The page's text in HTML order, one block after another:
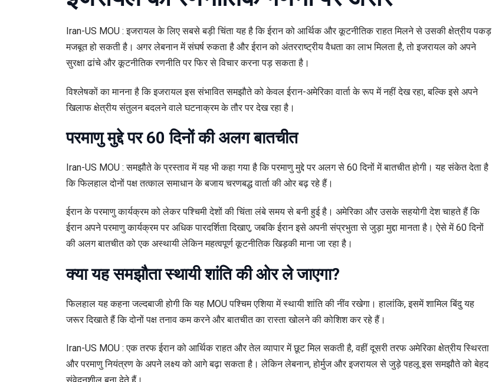
Iran-US MOU : इजरायल के लिए सबसे बड़ी चिंता यह है कि ईरान को आर्थिक और कूटनीतिक राहत मिलने से उसकी क्षेत्रीय पकड़
मजबूत हो सकती है। अगर लेबनान में संघर्ष रुकता है और ईरान को अंतरराष्ट्रीय वैधता का लाभ मिलता है, तो इजरायल को अपने
सुरक्षा ढांचे और कूटनीतिक रणनीति पर फिर से विचार करना पड़ सकता है।
विश्लेषकों का मानना है कि इजरायल इस संभावित समझौते को केवल ईरान-अमेरिका वार्ता के रूप में नहीं देख रहा, बल्कि इसे अपने
खिलाफ क्षेत्रीय संतुलन बदलने वाले घटनाक्रम के तौर पर देख रहा है।
परमाणु मुद्दे पर 60 दिनों की अलग बातचीत
Iran-US MOU : समझौते के प्रस्ताव में यह भी कहा गया है कि परमाणु मुद्दे पर अलग से 60 दिनों में बातचीत होगी। यह संकेत देता है
कि फिलहाल दोनों पक्ष तत्काल समाधान के बजाय चरणबद्ध वार्ता की ओर बढ़ रहे हैं।
ईरान के परमाणु कार्यक्रम को लेकर पश्चिमी देशों की चिंता लंबे समय से बनी हुई है। अमेरिका और उसके सहयोगी देश चाहते हैं कि
ईरान अपने परमाणु कार्यक्रम पर अधिक पारदर्शिता दिखाए, जबकि ईरान इसे अपनी संप्रभुता से जुड़ा मुद्दा मानता है। ऐसे में 60 दिनों
की अलग बातचीत को एक अस्थायी लेकिन महत्वपूर्ण कूटनीतिक खिड़की माना जा रहा है।
क्या यह समझौता स्थायी शांति की ओर ले जाएगा?
फिलहाल यह कहना जल्दबाजी होगी कि यह MOU पश्चिम एशिया में स्थायी शांति की नींव रखेगा। हालांकि, इसमें शामिल बिंदु यह
जरूर दिखाते हैं कि दोनों पक्ष तनाव कम करने और बातचीत का रास्ता खोलने की कोशिश कर रहे हैं।
Iran-US MOU : एक तरफ ईरान को आर्थिक राहत और तेल व्यापार में छूट मिल सकती है, वहीं दूसरी तरफ अमेरिका क्षेत्रीय स्थिरता
और परमाणु नियंत्रण के अपने लक्ष्य को आगे बढ़ा सकता है। लेकिन लेबनान, होर्मुज और इजरायल से जुड़े पहलू इस समझौते को बेहद